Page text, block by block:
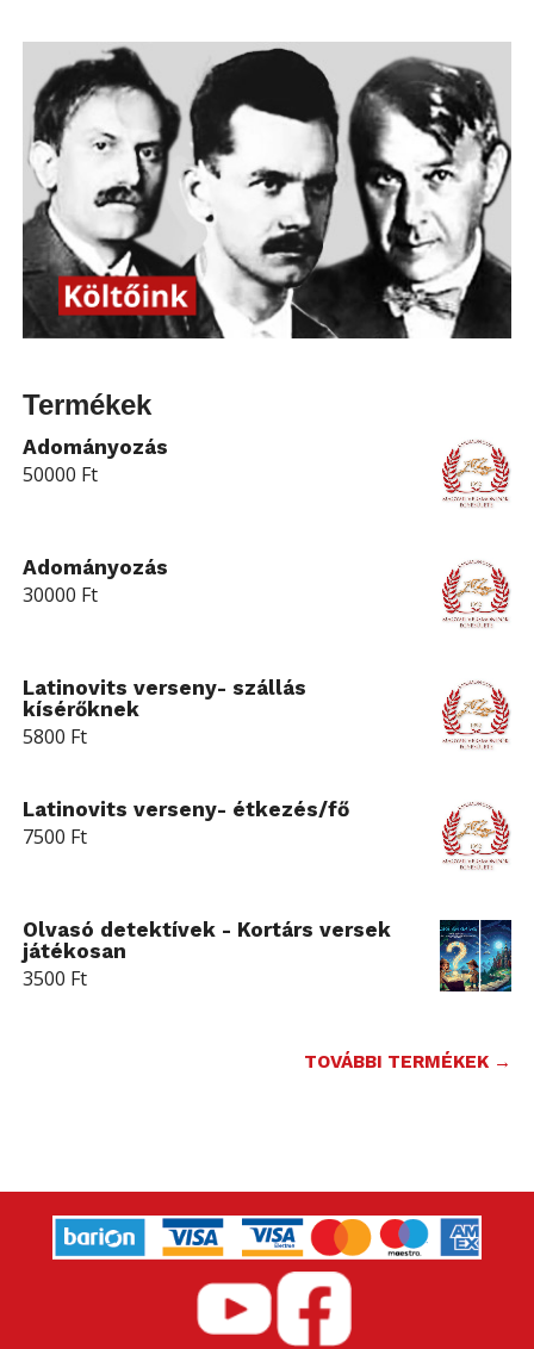
Termékek
Adományozás
50000 Ft
Adományozás
30000 Ft
Latinovits verseny- szállás
kísérőknek
5800 Ft
Latinovits verseny- étkezés/fő
7500 Ft
Olvasó detektívek - Kortárs versek
játékosan
3500 Ft
TOVÁBBI TERMÉKEK →